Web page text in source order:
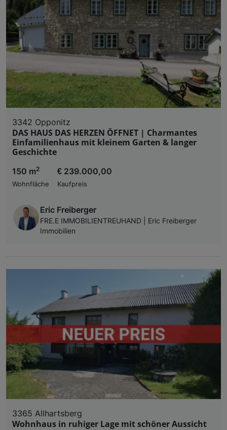
3342 Opponitz
DAS HAUS DAS HERZEN ÖFFNET | Charmantes
Einfamilienhaus mit kleinem Garten & langer
Geschichte
150 m2
Wohnfläche
€ 239.000,00
Kaufpreis
Eric Freiberger
FRE.E IMMOBILIENTREUHAND | Eric Freiberger
Immobilien
3365 Allhartsberg
Wohnhaus in ruhiger Lage mit schöner Aussicht